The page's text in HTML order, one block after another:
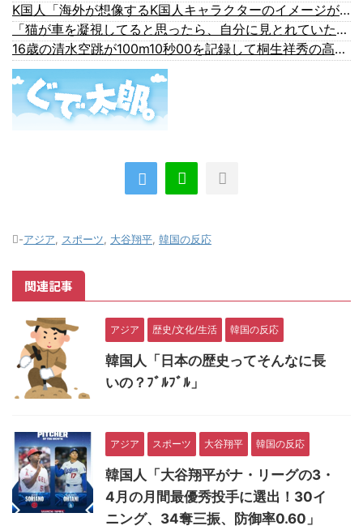
K国人「海外が想像するK国人キャラクターのイメージがこちら・・・」
「猫が車を凝視してると思ったら、自分に見とれていた…」（動画）
16歳の清水空跳が100m10秒00を記録して桐生祥秀の高校記録を更新、海外陸上競技ファンも大衝撃（海外の反応）
-アジア スポーツ 大谷翔平 韓国の反応
関連記事
アジア 歴史/文化/生活 韓国の反応
韓国人「日本の歴史ってそんなに長
いの？ﾌﾞﾙﾌﾞﾙ」
アジア スポーツ 大谷翔平 韓国の反応
韓国人「大谷翔平がナ・リーグの3・
4月の月間最優秀投手に選出！30イ
ニング、34奪三振、防御率0.60」